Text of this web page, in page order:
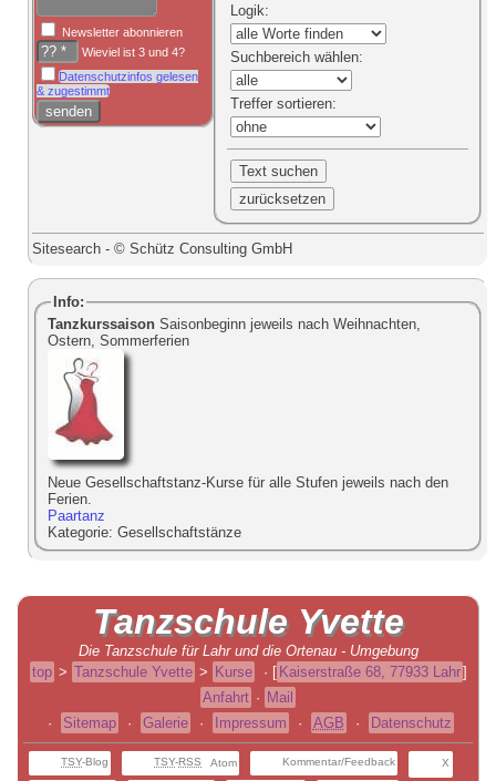
Newsletter abonnieren
Wieviel ist 3 und 4?
Datenschutzinfos gelesen
& zugestimmt
Logik:
Suchbereichwählen:
Treffer sortieren:
Sitesearch - © Schütz Consulting GmbH
Info:
Tanzkurssaison Saisonbeginn jeweils nach Weihnachten,
Ostern, Sommerferien
Neue Gesellschaftstanz-Kurse für alle Stufen jeweils nach den
Ferien.
Paartanz
Kategorie: Gesellschaftstänze
Tanzschule Yvette
Die Tanzschule für Lahr und die Ortenau - Umgebung
top > Tanzschule Yvette > Kurse · [ Kaiserstraße 68, 77933 Lahr]
Anfahrt · Mail
·
Sitemap · Galerie · Impressum · AGB · Datenschutz
TSY-Blog TSY-RSS Atom Kommentar/Feedback X